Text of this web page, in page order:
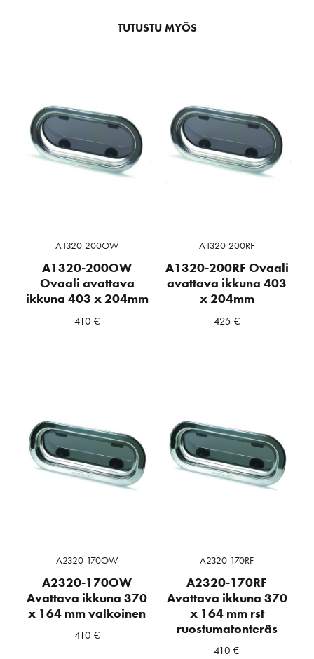
TUTUSTU MYÖS
A1320-200OW
A1320-200OW
Ovaali avattava
ikkuna 403 x 204mm
410 €
A1320-200RF
A1320-200RF Ovaali
avattava ikkuna 403
x 204mm
425 €
A2320-170OW
A2320-170OW
Avattava ikkuna 370
x 164 mm valkoinen
410 €
A2320-170RF
A2320-170RF
Avattava ikkuna 370
x 164 mm rst
ruostumatonteräs
410€